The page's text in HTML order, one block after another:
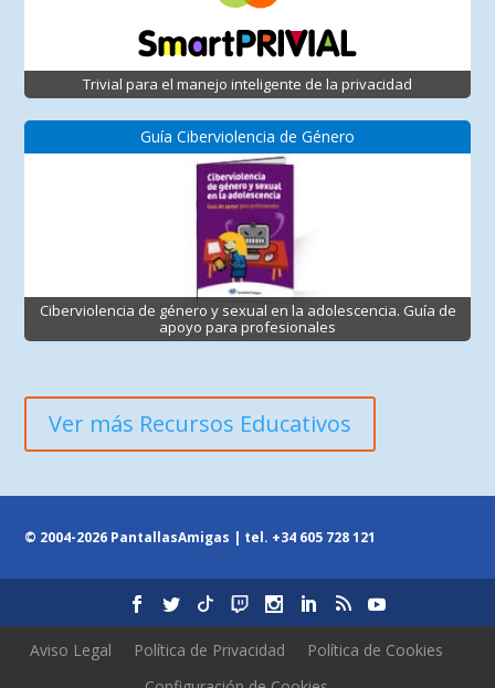
Trivial para el manejo inteligente de la privacidad
Guía Ciberviolencia de Género
Ciberviolencia de género y sexual en la adolescencia. Guía de
apoyo para profesionales
Ver más Recursos Educativos
© 2004-2026 PantallasAmigas | tel. +34 605 728 121
Aviso Legal Política de Privacidad
Política de Cookies